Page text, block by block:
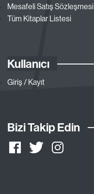
Mesafeli Satış Sözleşmesi
Tüm Kitaplar Listesi
Kullanıcı
Giriş / Kayıt
Bizi Takip Edin